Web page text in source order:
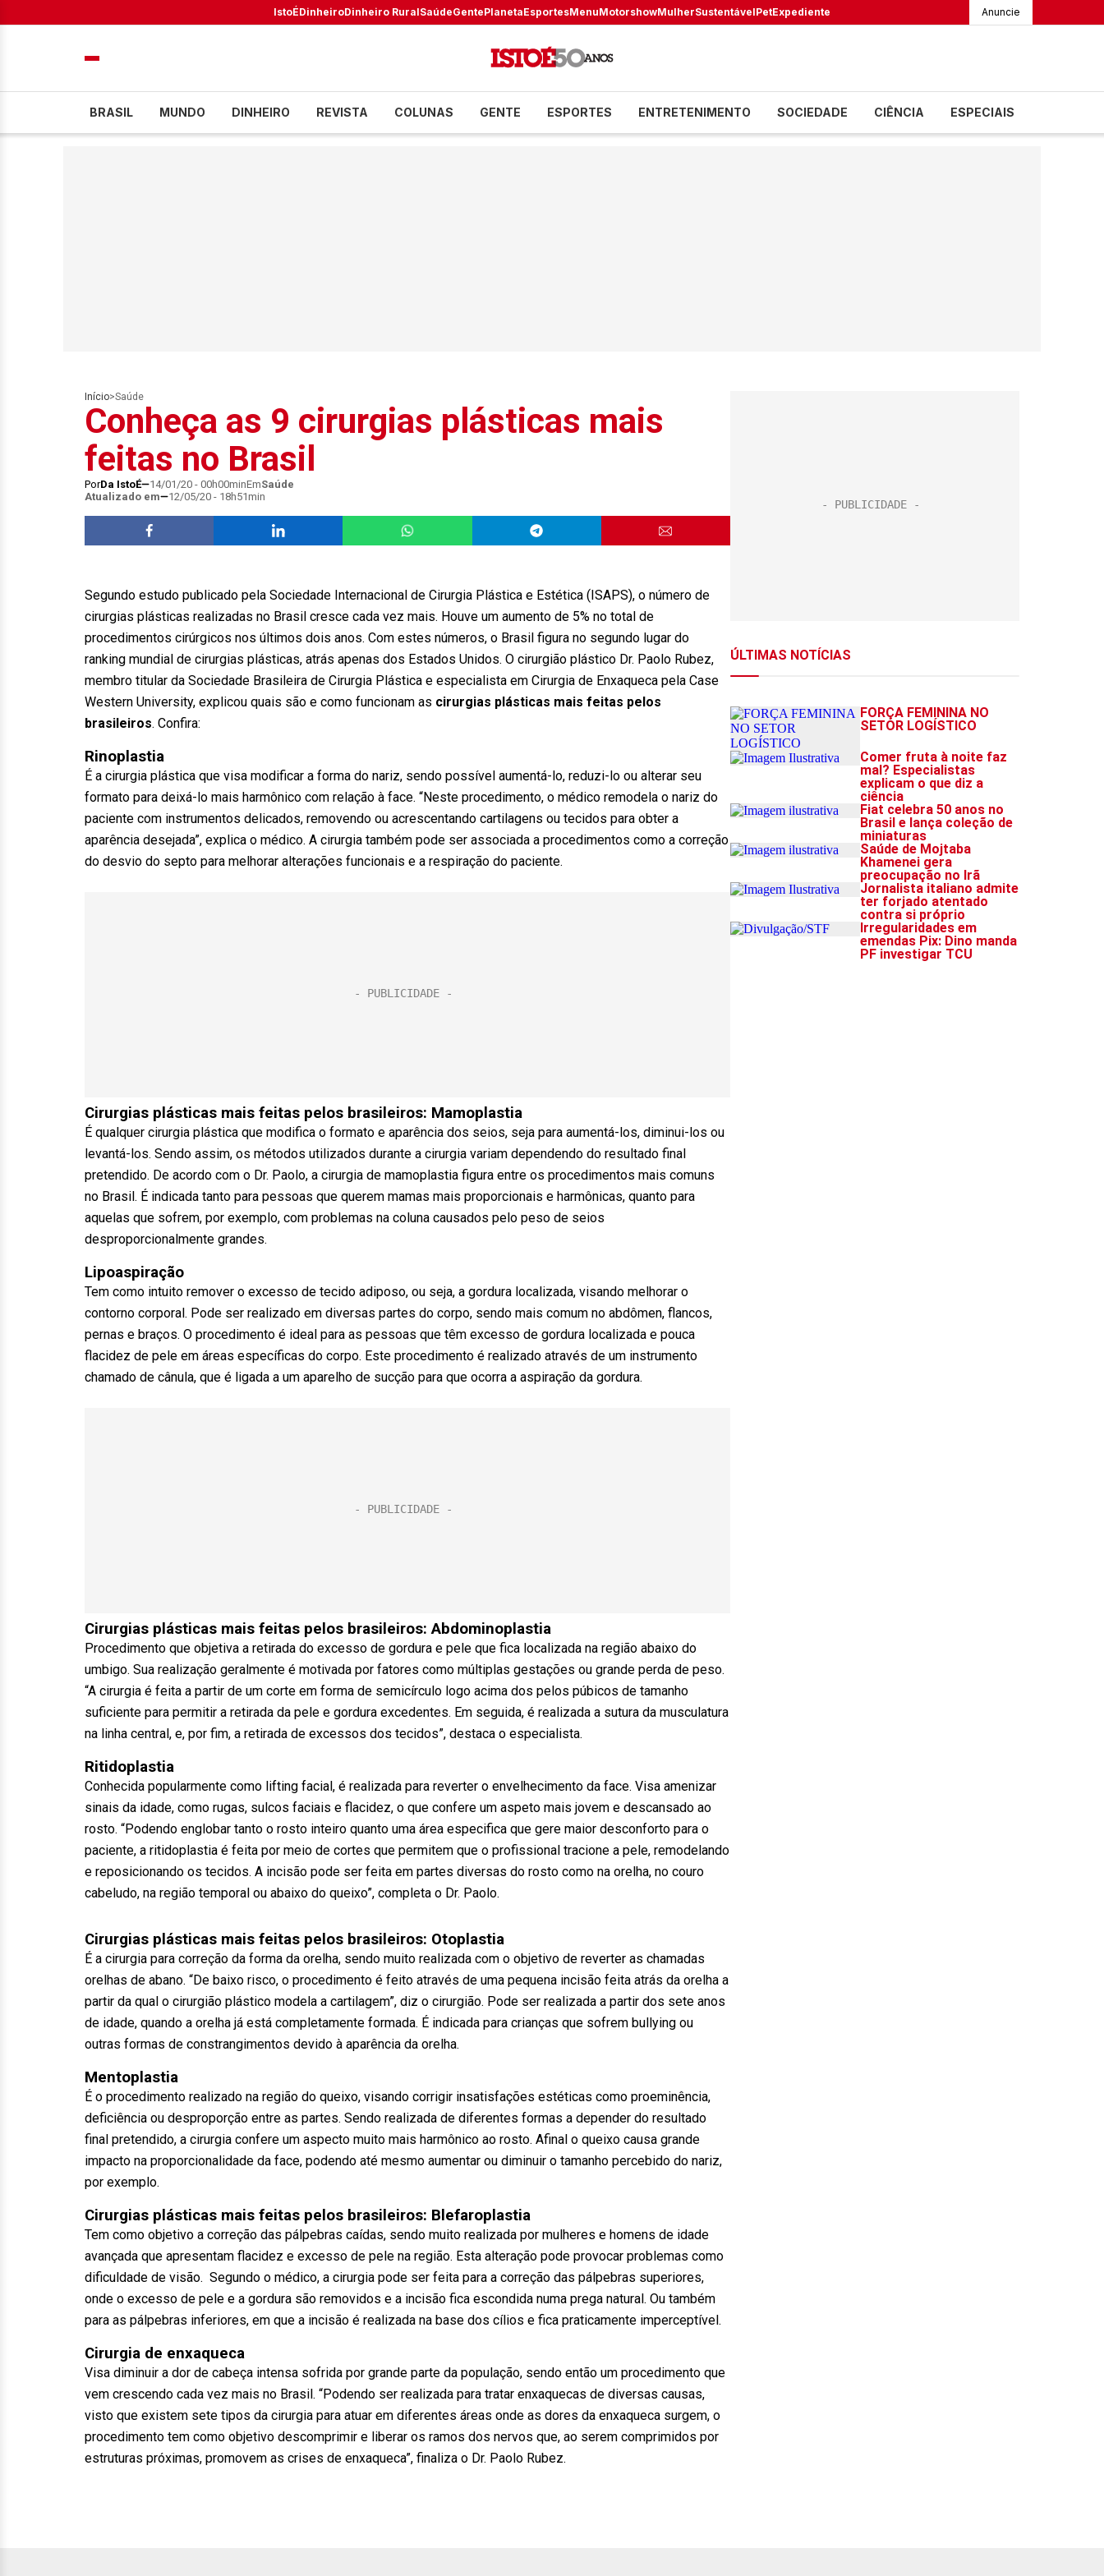
IstoÉDinheiroDinheiro RuralSaúdeGentePlanetaEsportesMenuMotorshowMulherSustentávelPetExpediente Anuncie
BRASIL MUNDO DINHEIRO REVISTA COLUNAS GENTE ESPORTES ENTRETENIMENTO SOCIEDADE CIÊNCIA ESPECIAIS
Início>Saúde
Conheça as 9 cirurgias plásticas mais
feitas no Brasil
PorDa IstoÉ 14/01/20 - 00h00minEmSaúde
Atualizado em
12/05/20 - 18h51min
Segundo estudo publicado pela Sociedade Internacional de Cirurgia Plástica e Estética (ISAPS), o número de
cirurgias plásticas realizadas no Brasil cresce cada vez mais. Houve um aumento de 5% no total de
procedimentos cirúrgicos nos últimos dois anos. Com estes números, o Brasil figura no segundo lugar do
ranking mundial de cirurgias plásticas, atrás apenas dos Estados Unidos. O cirurgião plástico Dr. Paolo Rubez,
membro titular da Sociedade Brasileira de Cirurgia Plástica e especialista em Cirurgia de Enxaqueca pela Case
Western University, explicou quais são e como funcionam as cirurgias plásticas mais feitas pelos
brasileiros. Confira:
Rinoplastia
É a cirurgia plástica que visa modificar a forma do nariz, sendo possível aumentá-lo, reduzi-lo ou alterar seu
formato para deixá-lo mais harmônico com relação à face. “Neste procedimento, o médico remodela o nariz do
paciente com instrumentos delicados, removendo ou acrescentando cartilagens ou tecidos para obter a
aparência desejada”, explica o médico. A cirurgia também pode ser associada a procedimentos como a correção
do desvio do septo para melhorar alterações funcionais e a respiração do paciente.
Cirurgias plásticas mais feitas pelos brasileiros: Mamoplastia
É qualquer cirurgia plástica que modifica o formato e aparência dos seios, seja para aumentá-los, diminui-los ou
levantá-los. Sendo assim, os métodos utilizados durante a cirurgia variam dependendo do resultado final
pretendido. De acordo com o Dr. Paolo, a cirurgia de mamoplastia figura entre os procedimentos mais comuns
no Brasil. É indicada tanto para pessoas que querem mamas mais proporcionais e harmônicas, quanto para
aquelas que sofrem, por exemplo, com problemas na coluna causados pelo peso de seios
desproporcionalmente grandes.
Lipoaspiração
Tem como intuito remover o excesso de tecido adiposo, ou seja, a gordura localizada, visando melhorar o
contorno corporal. Pode ser realizado em diversas partes do corpo, sendo mais comum no abdômen, flancos,
pernas e braços. O procedimento é ideal para as pessoas que têm excesso de gordura localizada e pouca
flacidez de pele em áreas específicas do corpo. Este procedimento é realizado através de um instrumento
chamado de cânula, que é ligada a um aparelho de sucção para que ocorra a aspiração da gordura.
Cirurgias plásticas mais feitas pelos brasileiros: Abdominoplastia
Procedimento que objetiva a retirada do excesso de gordura e pele que fica localizada na região abaixo do
umbigo. Sua realização geralmente é motivada por fatores como múltiplas gestações ou grande perda de peso.
“A cirurgia é feita a partir de um corte em forma de semicírculo logo acima dos pelos púbicos de tamanho
suficiente para permitir a retirada da pele e gordura excedentes. Em seguida, é realizada a sutura da musculatura
na linha central, e, por fim, a retirada de excessos dos tecidos”, destaca o especialista.
Ritidoplastia
Conhecida popularmente como lifting facial, é realizada para reverter o envelhecimento da face. Visa amenizar
sinais da idade, como rugas, sulcos faciais e flacidez, o que confere um aspeto mais jovem e descansado ao
rosto. “Podendo englobar tanto o rosto inteiro quanto uma área especifica que gere maior desconforto para o
paciente, a ritidoplastia é feita por meio de cortes que permitem que o profissional tracione a pele, remodelando
e reposicionando os tecidos. A incisão pode ser feita em partes diversas do rosto como na orelha, no couro
cabeludo, na região temporal ou abaixo do queixo”, completa o Dr. Paolo.
Cirurgias plásticas mais feitas pelos brasileiros: Otoplastia
É a cirurgia para correção da forma da orelha, sendo muito realizada com o objetivo de reverter as chamadas
orelhas de abano. “De baixo risco, o procedimento é feito através de uma pequena incisão feita atrás da orelha a
partir da qual o cirurgião plástico modela a cartilagem”, diz o cirurgião. Pode ser realizada a partir dos sete anos
de idade, quando a orelha já está completamente formada. É indicada para crianças que sofrem bullying ou
outras formas de constrangimentos devido à aparência da orelha.
Mentoplastia
É o procedimento realizado na região do queixo, visando corrigir insatisfações estéticas como proeminência,
deficiência ou desproporção entre as partes. Sendo realizada de diferentes formas a depender do resultado
final pretendido, a cirurgia confere um aspecto muito mais harmônico ao rosto. Afinal o queixo causa grande
impacto na proporcionalidade da face, podendo até mesmo aumentar ou diminuir o tamanho percebido do nariz,
por exemplo.
Cirurgias plásticas mais feitas pelos brasileiros: Blefaroplastia
Tem como objetivo a correção das pálpebras caídas, sendo muito realizada por mulheres e homens de idade
avançada que apresentam flacidez e excesso de pele na região. Esta alteração pode provocar problemas como
dificuldade de visão. Segundo o médico, a cirurgia pode ser feita para a correção das pálpebras superiores,
onde o excesso de pele e a gordura são removidos e a incisão fica escondida numa prega natural. Ou também
para as pálpebras inferiores, em que a incisão é realizada na base dos cílios e fica praticamente imperceptível.
Cirurgia de enxaqueca
Visa diminuir a dor de cabeça intensa sofrida por grande parte da população, sendo então um procedimento que
vem crescendo cada vez mais no Brasil. “Podendo ser realizada para tratar enxaquecas de diversas causas,
visto que existem sete tipos da cirurgia para atuar em diferentes áreas onde as dores da enxaqueca surgem, o
procedimento tem como objetivo descomprimir e liberar os ramos dos nervos que, ao serem comprimidos por
estruturas próximas, promovem as crises de enxaqueca”, finaliza o Dr. Paolo Rubez.